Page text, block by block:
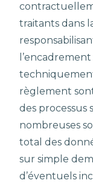
traitants dans
règlement
des processus
nombreuses
total des
sur simple
d’éventuels